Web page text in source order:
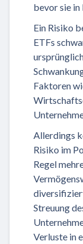
bevor sie in
Ein Risiko
ETFs
Faktoren
Allerdings
Risiko im
Regel
Streuung
Verluste in